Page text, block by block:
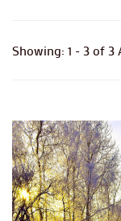
Showing: 1 - 3 of 3